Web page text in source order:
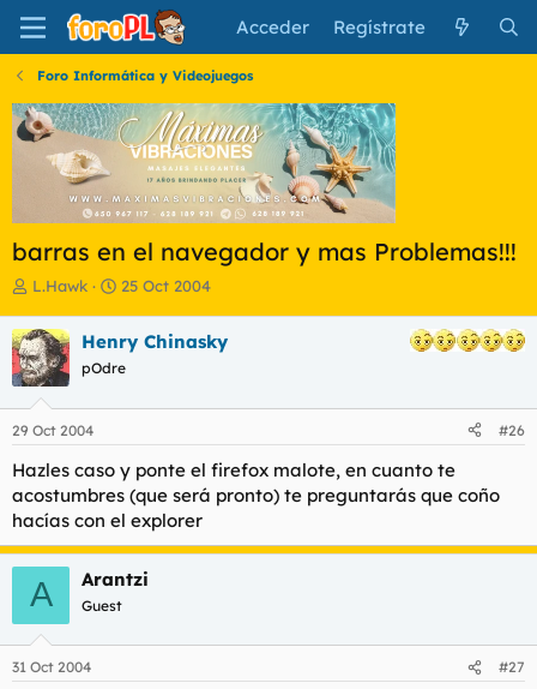
Acceder Regístrate
Foro Informática y Videojuegos
barras en el navegador y mas Problemas!!!
I
i
c
i
a
d
o
d
e
l
t
e
m
a
L.Hawk
F
h
a
e
i
c
i
o
25 Oct 2004
Henry Chinasky
pOdre
29 Oct 2004 #26
Hazles caso y ponte el firefox malote, en cuanto te
acostumbres (que será pronto) te preguntarás que coño
hacías con el explorer
A Arantzi
Guest
31 Oct 2004 #27